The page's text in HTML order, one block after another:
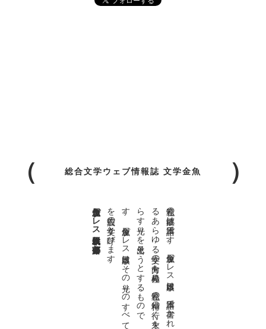
総合文学ウェブ情報誌 文学金魚
私達の
故郷は
日本語で
す
。
金魚屋プ
レ
ス
日本版は
、
日本語で
書か
れ
る
あ
ら
ゆ
る
文学の
方向を
見極め
、
私達の
精神の
行く
末を
照
ら
す
光り
を
見出そ
う
と
す
る
も
の
で
す
。
金魚屋プ
レ
ス
日本版は
そ
の
光り
の
す
べ
て
を
広義の
文学と
呼び
ま
す
。
金魚屋プレス日本版代表 齋藤都